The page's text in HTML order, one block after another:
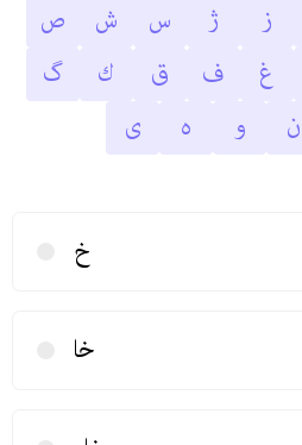
ز ژ س ش
ص
غ ف ق ك
گ
ن و ه ى
خ
خا